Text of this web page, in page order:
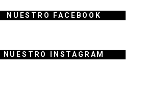
NUESTRO FACEBOOK
NUESTRO INSTAGRAM